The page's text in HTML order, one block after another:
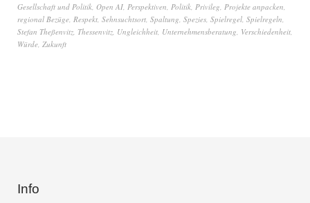
Gesellschaft und Politik, Open AI, Perspektiven, Politik, Privileg, Projekte anpacken,
regional Bezüge, Respekt, Sehnsuchtsort, Spaltung, Spezies, Spielregel, Spielregeln,
Stefan Theßenvitz, Thessenvitz, Ungleichheit, Unternehmensberatung, Verschiedenheit,
Würde, Zukunft
Info